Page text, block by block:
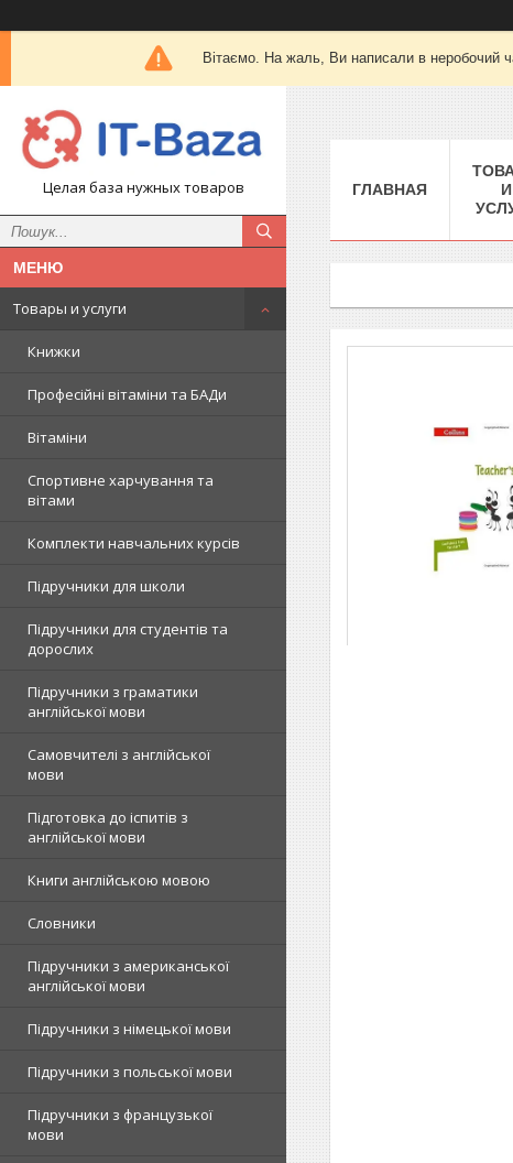
Вітаємо. На жаль, Ви написали в неробочий
Целая база нужных товаров
Товары и услуги
Книжки
Професійні вітаміни та БАДи
Вітаміни
Спортивне харчування та
вітами
Комплекти навчальних курсів
Підручники для школи
Підручники для студентів та
дорослих
Підручники з граматики
англійської мови
Самовчителі з англійської
мови
Підготовка до іспитів з
англійської мови
Книги англійською мовою
Словники
Підручники з американської
англійської мови
Підручники з німецької мови
Підручники з польської мови
Підручники з французької
мови
ГЛАВНАЯ
И